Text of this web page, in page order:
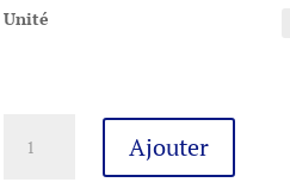
Unité
Ajouter